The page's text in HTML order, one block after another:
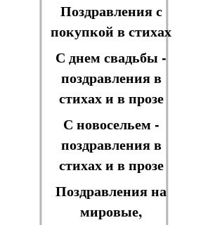
Поздравления с
покупкой в стихах
С днем свадьбы -
поздравления в
стихах и в прозе
С новосельем -
поздравления в
стихах и в прозе
Поздравления на
мировые,